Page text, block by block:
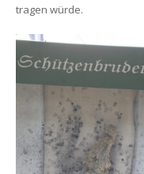
tragen würde.